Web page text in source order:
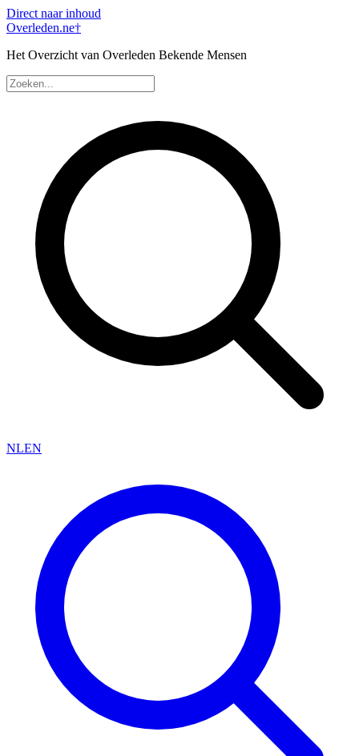
Direct naar inhoud
Overleden.ne†
Het Overzicht van Overleden Bekende Mensen
NLEN